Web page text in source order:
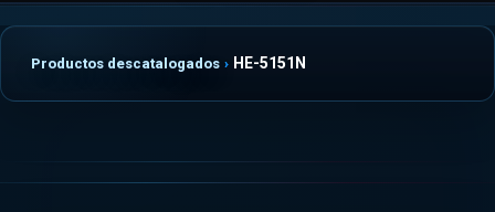
Productos descatalogados HE-5151N